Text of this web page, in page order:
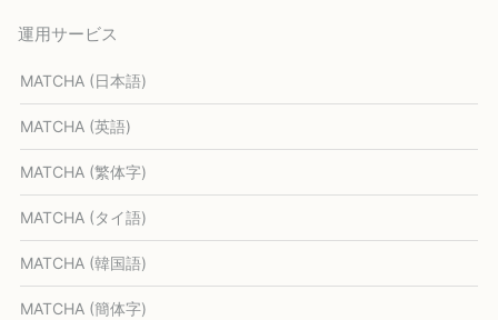
運用サービス
MATCHA (日本語)
MATCHA (英語)
MATCHA (繁体字)
MATCHA (タイ語)
MATCHA (韓国語)
MATCHA (簡体字)